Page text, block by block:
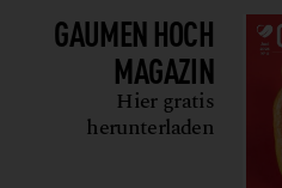
GAUMEN HOCH
MAGAZIN
Hier gratis
herunterladen